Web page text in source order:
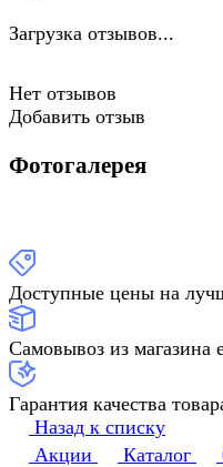
Загрузка отзывов...
Нет отзывов
Добавить отзыв
Фотогалерея
Доступные цены на
Самовывоз из магазина
Гарантия качества
Назад к списку
Акции
Каталог